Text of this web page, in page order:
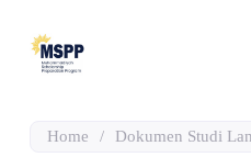
Home / Dokumen Studi